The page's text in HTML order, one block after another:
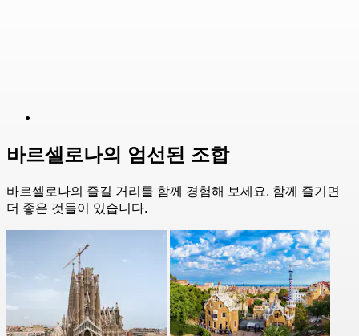
바르셀로나의 엄선된 조합
바르셀로나의 즐길 거리를 함께 경험해 보세요. 함께 즐기면
더 좋은 것들이 있습니다.